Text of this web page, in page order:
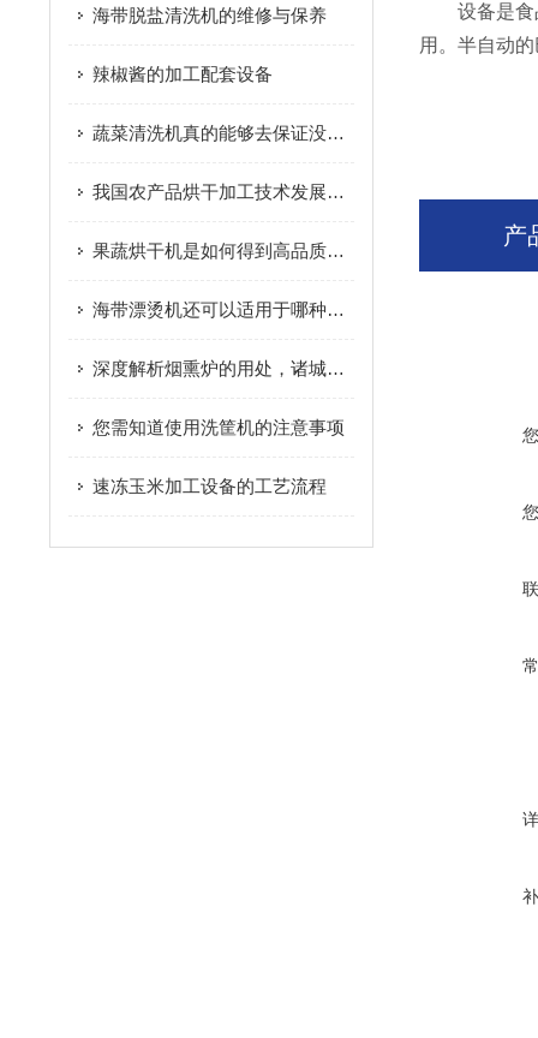
海带脱盐清洗机的维修与保养
辣椒酱的加工配套设备
蔬菜清洗机真的能够去保证没有农药残留吗？
我国农产品烘干加工技术发展趋势
果蔬烘干机是如何得到高品质脱水果蔬的呢？进来看
海带漂烫机还可以适用于哪种果蔬的加工使用
深度解析烟熏炉的用处，诸城市放心食品机械有限公司
您需知道使用洗筐机的注意事项
速冻玉米加工设备的工艺流程
设备是食品
用。半自动
产